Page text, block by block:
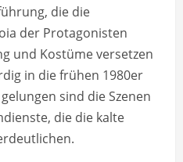
die die
der Protagonisten
und Kostüme versetzen
in die frühen 1980er
sind die Szenen
die die kalte